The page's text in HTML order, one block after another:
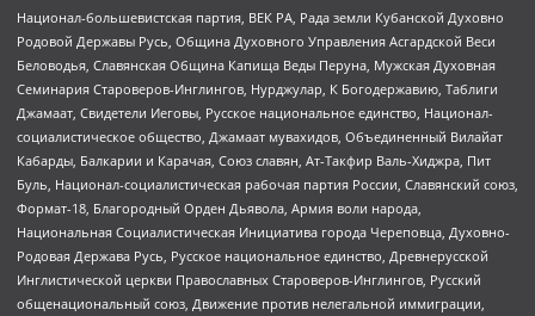
Национал-большевистская партия, ВЕК РА, Рада земли Кубанской Духовно
Родовой Державы Русь, Община Духовного Управления Асгардской Веси
Беловодья, Славянская Община Капища Веды Перуна, Мужская Духовная
Семинария Староверов-Инглингов, Нурджулар, К Богодержавию, Таблиги
Джамаат, Свидетели Иеговы, Русское национальное единство, Национал-
социалистическое общество, Джамаат мувахидов, Объединенный Вилайат
Кабарды, Балкарии и Карачая, Союз славян, Ат-Такфир Валь-Хиджра, Пит
Буль, Национал-социалистическая рабочая партия России, Славянский союз,
Формат-18, Благородный Орден Дьявола, Армия воли народа,
Национальная Социалистическая Инициатива города Череповца, Духовно-
Родовая Держава Русь, Русское национальное единство, Древнерусской
Инглистической церкви Православных Староверов-Инглингов, Русский
общенациональный союз, Движение против нелегальной иммиграции,